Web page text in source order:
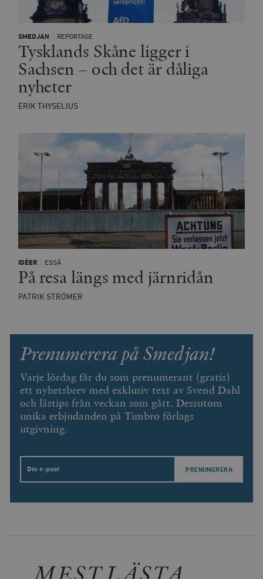
SMEDJAN REPORTAGE
Tysklands Skåne ligger i
Sachsen – och det är dåliga
nyheter
ERIK THYSELIUS
IDÉER ESSÄ
På resa längs med järnridån
PATRIK STRÖMER
Prenumerera på Smedjan!
Varje lördag får du som prenumerant (gratis)
ett nyhetsbrev med exklusiv text av Svend Dahl
och lästips från veckan som gått. Dessutom
unika erbjudanden på Timbro förlags
utgivning.
Email